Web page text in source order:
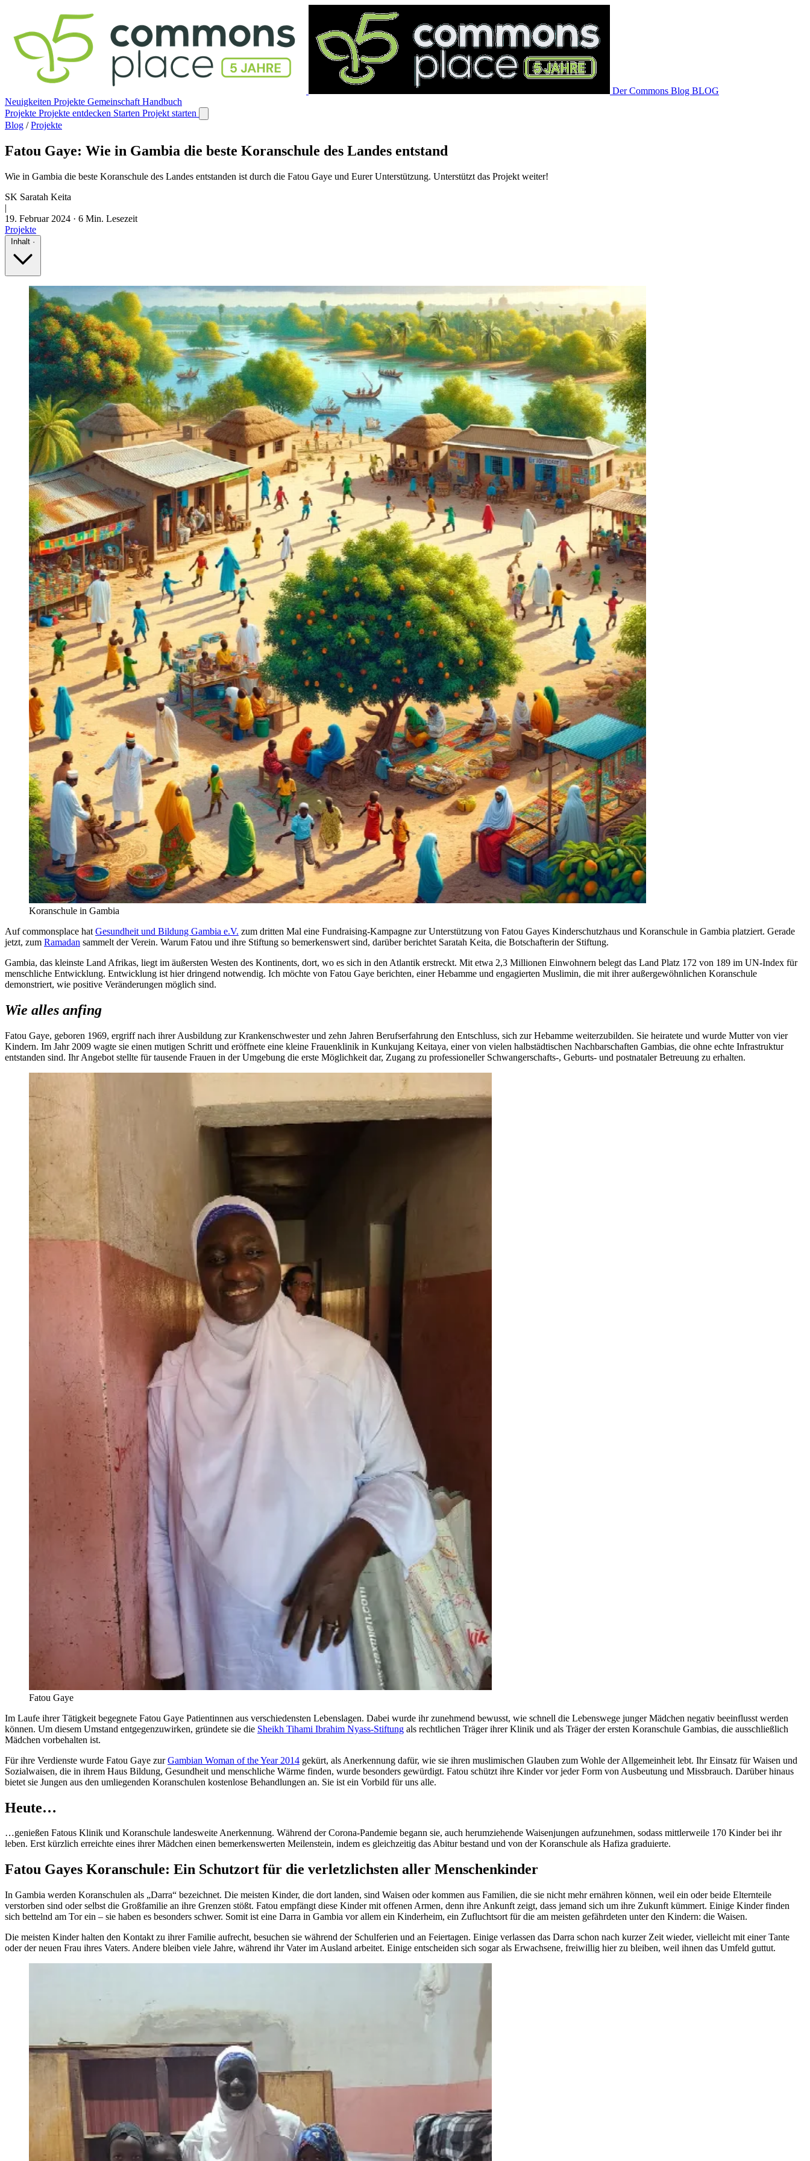
Der Commons Blog BLOG
Neuigkeiten Projekte Gemeinschaft Handbuch
Projekte Projekte entdecken Starten Projekt starten
Blog / Projekte
Fatou Gaye: Wie in Gambia die beste Koranschule des Landes entstand
Wie in Gambia die beste Koranschule des Landes entstanden ist durch die Fatou Gaye und Eurer Unterstützung. Unterstützt das Projekt weiter!
SK Saratah Keita
|
19. Februar 2024 · 6 Min. Lesezeit
Projekte
Inhalt ·
Koranschule in Gambia
Auf commonsplace hat Gesundheit und Bildung Gambia e.V. zum dritten Mal eine Fundraising-Kampagne zur Unterstützung von Fatou Gayes Kinderschutzhaus und Koranschule in Gambia platziert. Gerade
jetzt, zum Ramadan sammelt der Verein. Warum Fatou und ihre Stiftung so bemerkenswert sind, darüber berichtet Saratah Keita, die Botschafterin der Stiftung.
Gambia, das kleinste Land Afrikas, liegt im äußersten Westen des Kontinents, dort, wo es sich in den Atlantik erstreckt. Mit etwa 2,3 Millionen Einwohnern belegt das Land Platz 172 von 189 im UN-Index für
menschliche Entwicklung. Entwicklung ist hier dringend notwendig. Ich möchte von Fatou Gaye berichten, einer Hebamme und engagierten Muslimin, die mit ihrer außergewöhnlichen Koranschule
demonstriert, wie positive Veränderungen möglich sind.
Wie alles anfing
Fatou Gaye, geboren 1969, ergriff nach ihrer Ausbildung zur Krankenschwester und zehn Jahren Berufserfahrung den Entschluss, sich zur Hebamme weiterzubilden. Sie heiratete und wurde Mutter von vier
Kindern. Im Jahr 2009 wagte sie einen mutigen Schritt und eröffnete eine kleine Frauenklinik in Kunkujang Keitaya, einer von vielen halbstädtischen Nachbarschaften Gambias, die ohne echte Infrastruktur
entstanden sind. Ihr Angebot stellte für tausende Frauen in der Umgebung die erste Möglichkeit dar, Zugang zu professioneller Schwangerschafts-, Geburts- und postnataler Betreuung zu erhalten.
Fatou Gaye
Im Laufe ihrer Tätigkeit begegnete Fatou Gaye Patientinnen aus verschiedensten Lebenslagen. Dabei wurde ihr zunehmend bewusst, wie schnell die Lebenswege junger Mädchen negativ beeinflusst werden
können. Um diesem Umstand entgegenzuwirken, gründete sie die Sheikh Tihami Ibrahim Nyass-Stiftung als rechtlichen Träger ihrer Klinik und als Träger der ersten Koranschule Gambias, die ausschließlich
Mädchen vorbehalten ist.
Für ihre Verdienste wurde Fatou Gaye zurGambian Woman of the Year 2014 gekürt, als Anerkennung dafür, wie sie ihren muslimischen Glauben zum Wohle der Allgemeinheit lebt. Ihr Einsatz für Waisen und
Sozialwaisen, die in ihrem Haus Bildung, Gesundheit und menschliche Wärme finden, wurde besonders gewürdigt. Fatou schützt ihre Kinder vor jeder Form von Ausbeutung und Missbrauch. Darüber hinaus
bietet sie Jungen aus den umliegenden Koranschulen kostenlose Behandlungen an. Sie ist ein Vorbild für uns alle.
Heute…
…genießen Fatous Klinik und Koranschule landesweite Anerkennung. Während der Corona-Pandemie begann sie, auch herumziehende Waisenjungen aufzunehmen, sodass mittlerweile 170 Kinder bei ihr
leben. Erst kürzlich erreichte eines ihrer Mädchen einen bemerkenswerten Meilenstein, indem es gleichzeitig das Abitur bestand und von der Koranschule als Hafiza graduierte.
Fatou Gayes Koranschule: Ein Schutzort für die verletzlichsten aller Menschenkinder
In Gambia werden Koranschulen als „Darra“ bezeichnet. Die meisten Kinder, die dort landen, sind Waisen oder kommen aus Familien, die sie nicht mehr ernähren können, weil ein oder beide Elternteile
verstorben sind oder selbst die Großfamilie an ihre Grenzen stößt. Fatou empfängt diese Kinder mit offenen Armen, denn ihre Ankunft zeigt, dass jemand sich um ihre Zukunft kümmert. Einige Kinder finden
sich bettelnd am Tor ein – sie haben es besonders schwer. Somit ist eine Darra in Gambia vor allem ein Kinderheim, ein Zufluchtsort für die am meisten gefährdeten unter den Kindern: die Waisen.
Die meisten Kinder halten den Kontakt zu ihrer Familie aufrecht, besuchen sie während der Schulferien und an Feiertagen. Einige verlassen das Darra schon nach kurzer Zeit wieder, vielleicht mit einer Tante
oder der neuen Frau ihres Vaters. Andere bleiben viele Jahre, während ihr Vater im Ausland arbeitet. Einige entscheiden sich sogar als Erwachsene, freiwillig hier zu bleiben, weil ihnen das Umfeld guttut.